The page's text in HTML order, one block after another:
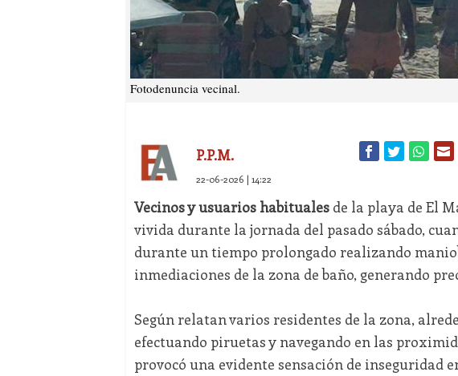
Fotodenuncia vecinal.
P.P.M.
22-06-2026 | 14:22
Vecinos y usuarios habitualesde la playa de El
vivida durante la jornada del pasado sábado,
durante un tiempo prolongado realizando
inmediaciones de la zona de baño, generando
Según relatan varios residentes de la zona,
efectuando piruetas y navegando en las
provocó una evidente sensación de inseguridad